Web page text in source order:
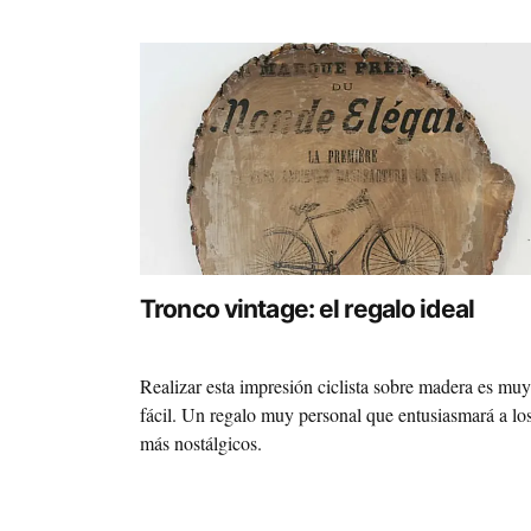
Tronco vintage: el regalo ideal
Realizar esta impresión ciclista sobre madera es muy
fácil. Un regalo muy personal que entusiasmará a
más nostálgicos.